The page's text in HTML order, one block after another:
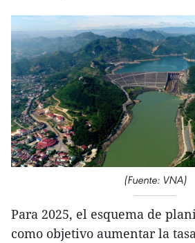
(Fuente: VNA)
Para 2025, el esquema de
como objetivo aumentar la